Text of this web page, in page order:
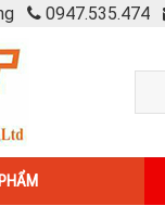
0947.535.474